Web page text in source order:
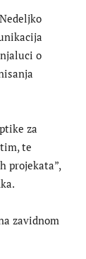
o
za
te
projekata”,
zavidnom